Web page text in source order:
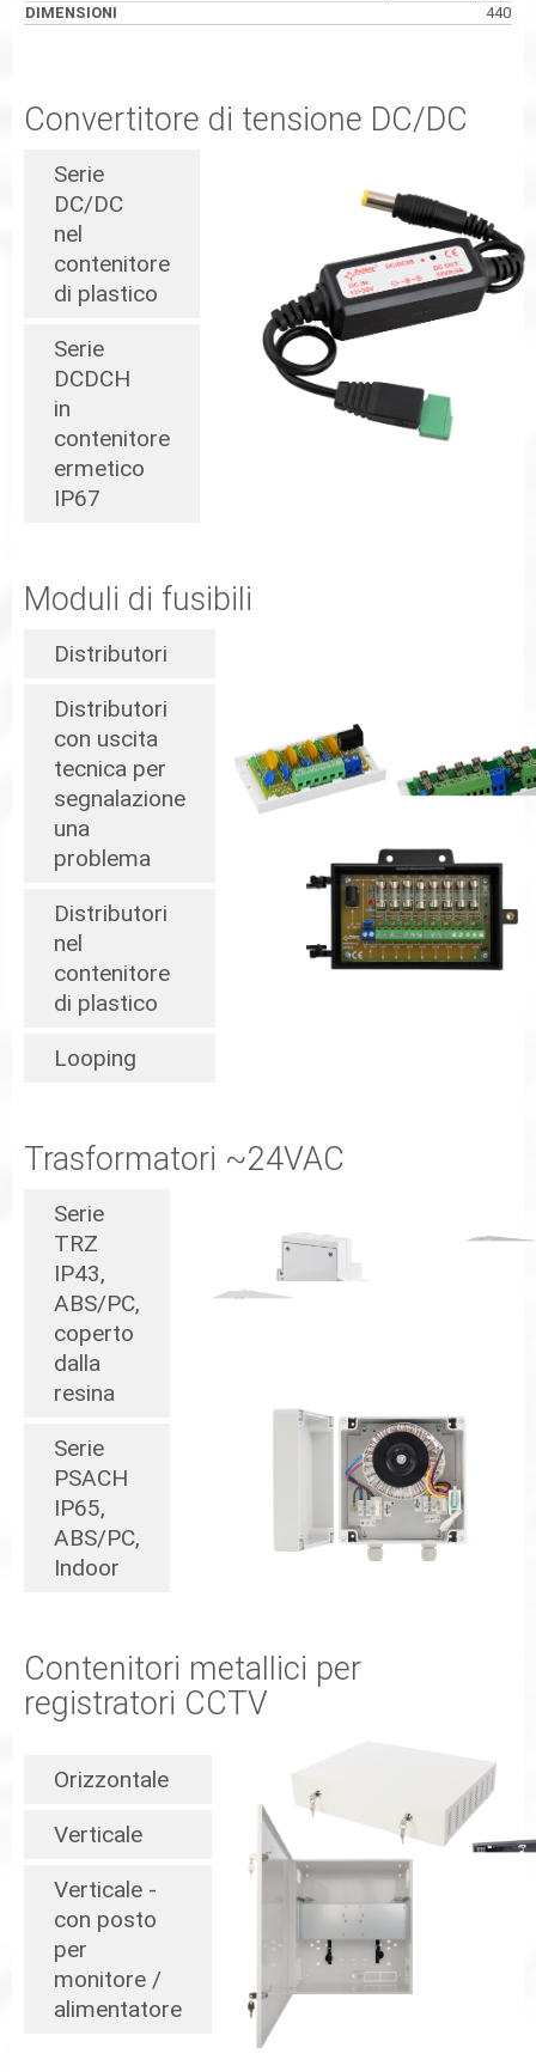
440
Convertitore di tensione DC/DC
Serie
DC/DC
nel
contenitore
di plastico
Serie
DCDCH
in
contenitore
ermetico
IP67
Moduli di fusibili
Distributori
Distributori
con uscita
tecnica per
segnalazione
una
problema
Distributori
nel
contenitore
di plastico
Looping
Trasformatori ~24VAC
Serie
TRZ
IP43,
ABS/PC,
coperto
dalla
resina
Serie
PSACH
IP65,
ABS/PC,
Indoor
Contenitori metallici per
registratori CCTV
Orizzontale
Verticale
Verticale -
con posto
per
monitore /
alimentatore